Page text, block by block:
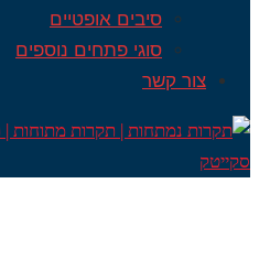
סיבים אופטיים
סוגי פתחים נוספים
צור קשר